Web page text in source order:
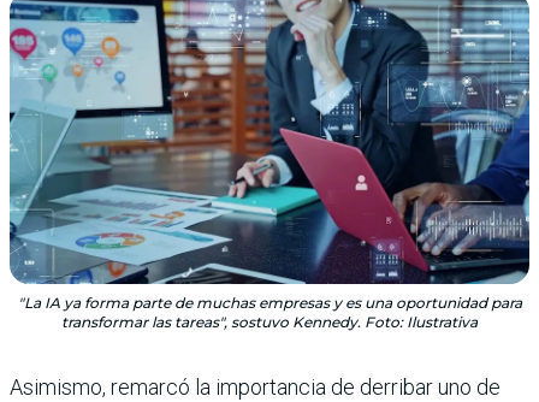
"La IA ya forma parte de muchas empresas y es una oportunidad para
transformar las tareas", sostuvo Kennedy. Foto: Ilustrativa
Asimismo, remarcó la importancia de derribar uno de